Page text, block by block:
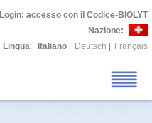
Login: accesso con il Codice-BIOLYT
Nazione:
Lingua: Italiano Deutsch Français